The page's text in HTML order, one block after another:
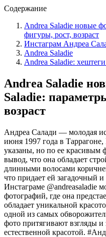
Содержание
Andrea Saladie новые
фигуры, рост, возраст
Инстаграм Андреа
Andrea Saladie
Andrea Saladie:
Andrea Saladie
Saladie:
возраст
Андреа Салади — молодая
июня 1997 года в
указаны, но по ее красивым
вывод, что она обладает
длинными волосами
что придает ей загадочный
Инстаграме @andreasaladie
фотографий, где она
обладает уникальной
одной из самых
фото притягивают взгляды и
естественной красотой.